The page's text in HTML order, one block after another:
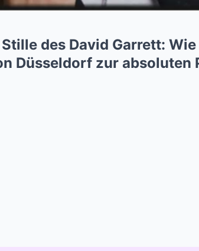
des David Garrett:
Düsseldorf zur